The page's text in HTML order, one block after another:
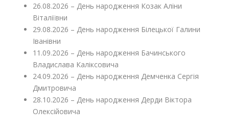
26.08.2026 – День народження Козак Аліни
Віталіївни
29.08.2026 – День народження Білецької Галини
Іванівни
11.09.2026 – День народження Бачинського
Владислава Каліксовича
24.09.2026 – День народження Демченка Сергія
Дмитровича
28.10.2026 – День народження Дерди Віктора
Олексійовича